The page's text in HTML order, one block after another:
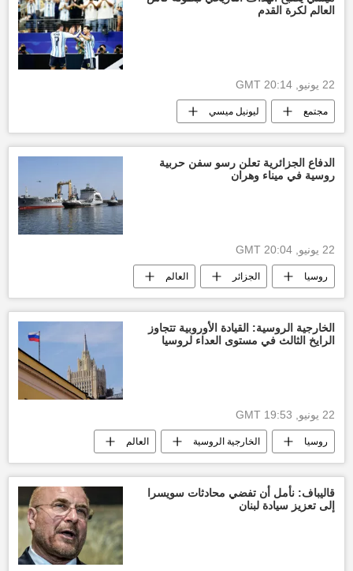
العالم لكرة القدم
22 يونيو, 20:14 GMT
مجتمع ليونيل ميسي
كأس العالم 2026 رياضة منوعات
الدفاع الجزائرية تعلن رسو سفن حربية
روسية في ميناء وهران
22 يونيو, 20:04 GMT
روسيا الجزائر العالم
أخبار العالم الآن العالم العربي
الخارجية الروسية: القيادة الأوروبية تتجاوز
الرايخ الثالث في مستوى العداء لروسيا
22 يونيو, 19:53 GMT
روسيا الخارجية الروسية العالم
ماريا زاخاروفا
قاليباف: نأمل أن تفضي محادثات سويسرا
إلى تعزيز سيادة لبنان